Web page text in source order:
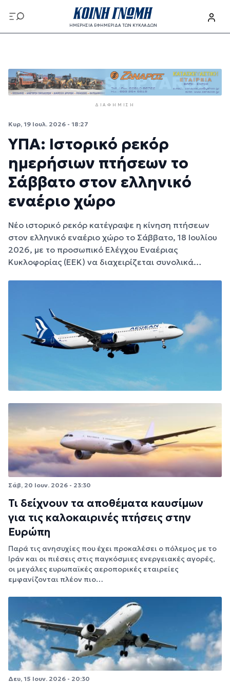
Παράκαμψη προς το κυρίως περιεχόμενο
ΗΜΕΡΗΣΙΑ ΕΦΗΜΕΡΙΔΑ ΤΩΝ ΚΥΚΛΑΔΩΝ
ΔΙΑΦΉΜΙΣΗ
Κυρ, 19 Ιουλ. 2026 - 18:27
ΥΠΑ: Ιστορικό ρεκόρ
ημερήσιων πτήσεων το
Σάββατο στον ελληνικό
εναέριο χώρο
Νέο ιστορικό ρεκόρ κατέγραψε η κίνηση πτήσεων
στον ελληνικό εναέριο χώρο το Σάββατο, 18 Ιουλίου
2026, με το προσωπικό Ελέγχου Εναέριας
Κυκλοφορίας (ΕΕΚ) να διαχειρίζεται συνολικά…
Σάβ, 20 Ιουν. 2026 - 23:30
Τι δείχνουν τα αποθέματα καυσίμων
για τις καλοκαιρινές πτήσεις στην
Ευρώπη
Παρά τις ανησυχίες που έχει προκαλέσει ο πόλεμος με το
Ιράν και οι πιέσεις στις παγκόσμιες ενεργειακές αγορές,
οι μεγάλες ευρωπαϊκές αεροπορικές εταιρείες
εμφανίζονται πλέον πιο…
Δευ, 15 Ιουν. 2026 - 20:30